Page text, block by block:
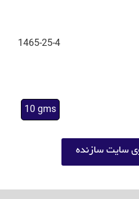
1465-25-4
10 gms
سایت سازنده